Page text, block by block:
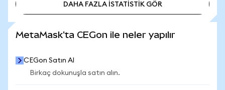
DAHA FAZLA İSTATİSTİK GÖR
MetaMask'ta CEGon ile neler yapılır
CEGon Satın Al
Birkaç dokunuşla satın alın.